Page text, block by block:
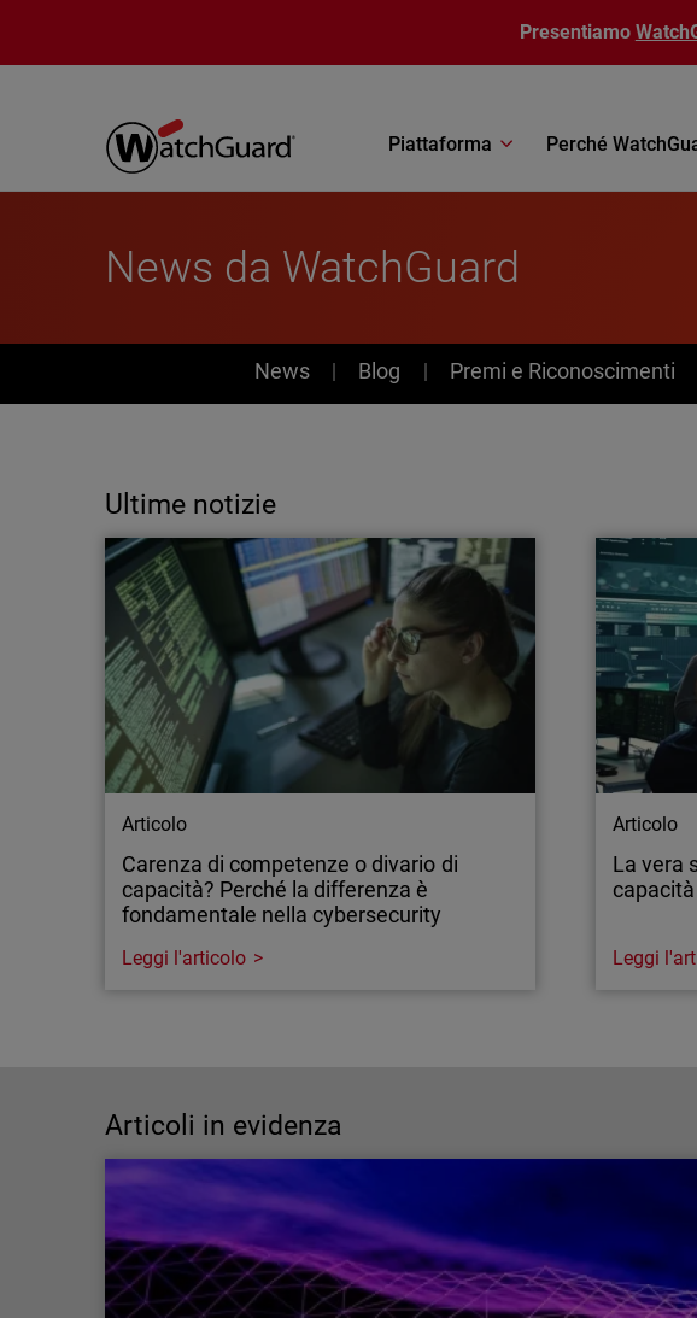
Presentiamo
Piattaforma Perché
News da WatchGuard
News
News Blog Premi e Riconoscimenti
Ultime notizie
Articolo
Carenza di competenze o divario di
capacità? Perché la differenza è
fondamentale nella cybersecurity
fondamentale nella cybersecurity
è, in realtà, un problema di capacità operative
più che di talento. Scopri come i servizi MDR
possono aiutare.
Leggi l'articolo
Articolo
La vera
sfida
ragioni
Leggi
Articoli in evidenza